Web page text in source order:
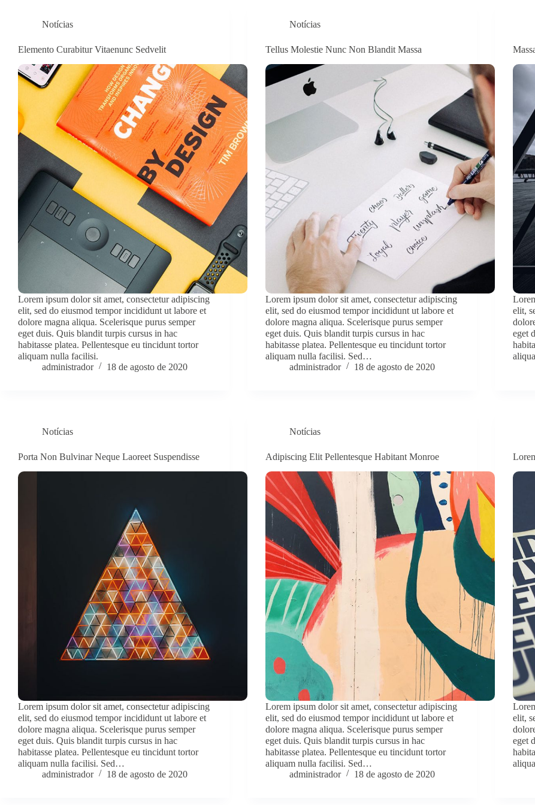
Notícias
Elemento Curabitur Vitaenunc Sedvelit
Lorem ipsum dolor sit amet, consectetur adipiscing
elit, sed do eiusmod tempor incididunt ut labore et
dolore magna aliqua. Scelerisque purus semper
eget duis. Quis blandit turpis cursus in hac
habitasse platea. Pellentesque eu tincidunt tortor
aliquam nulla facilisi.
administrador
18 de agosto de 2020
Notícias
Tellus Molestie Nunc Non Blandit Massa
Lorem ipsum dolor sit amet, consectetur adipiscing
elit, sed do eiusmod tempor incididunt ut labore et
dolore magna aliqua. Scelerisque purus semper
eget duis. Quis blandit turpis cursus in hac
habitasse platea. Pellentesque eu tincidunt tortor
aliquam nulla facilisi. Sed…
administrador
18 de agosto de 2020
elit,
eget
Notícias
Porta Non Bulvinar Neque Laoreet Suspendisse
Lorem ipsum dolor sit amet, consectetur adipiscing
elit, sed do eiusmod tempor incididunt ut labore et
dolore magna aliqua. Scelerisque purus semper
eget duis. Quis blandit turpis cursus in hac
habitasse platea. Pellentesque eu tincidunt tortor
aliquam nulla facilisi. Sed…
administrador
18 de agosto de 2020
Notícias
Adipiscing Elit Pellentesque Habitant Monroe
Lorem ipsum dolor sit amet, consectetur adipiscing
elit, sed do eiusmod tempor incididunt ut labore et
dolore magna aliqua. Scelerisque purus semper
eget duis. Quis blandit turpis cursus in hac
habitasse platea. Pellentesque eu tincidunt tortor
aliquam nulla facilisi. Sed…
administrador
18 de agosto de 2020
elit,
eget